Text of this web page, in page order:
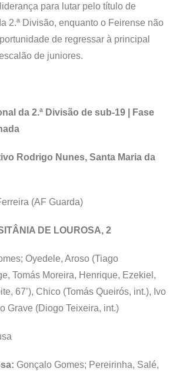
para lutar pelo título de
2.ª Divisão, enquanto o Feirense não
de regressar à principal
de juniores.
da 2.ª Divisão de sub-19 | Fase
Rodrigo Nunes, Santa Maria da
(AF Guarda)
DE LOUROSA, 2
Oyedele, Aroso (Tiago
Tomás Moreira, Henrique, Ezekiel,
67’), Chico (Tomás Queirós, int.), Ivo
Grave (Diogo Teixeira, int.)
Gonçalo Gomes; Pereirinha, Salé,